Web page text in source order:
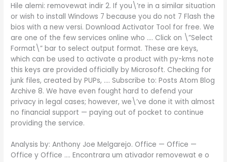
Hile alemi: removewat indir 2. If you\’re in a similar situation
or wish to install Windows 7 because you do not 7 Flash the
bios with a new versi. Download Activator Tool for free. We
are one of the few services online who …. Click on \”Select
Format\” bar to select output format. These are keys,
which can be used to activate a product with py-kms note
this keys are provided officially by Microsoft. Checking for
junk files, created by PUPs, …. Subscribe to: Posts Atom Blog
Archive 8. We have even fought hard to defend your
privacy in legal cases; however, we\’ve done it with almost
no financial support — paying out of pocket to continue
providing the service.
Analysis by: Anthony Joe Melgarejo. Office — Office —
Office y Office …. Encontrara um ativador removewat e o